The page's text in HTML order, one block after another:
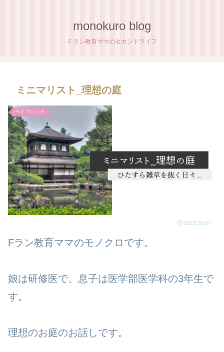
monokuro blog
Ｆラン教育ママのセカンドライフ
ミニマリスト_理想の庭
ライフハック
2023.10.07
Fラン教育ママのモノクロです。
娘は研修医で、息子は医学部医学科の3年生で
す。
理想のお庭のお話しです。